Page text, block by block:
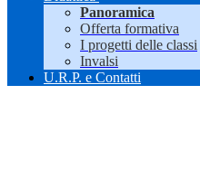
Panoramica
Offerta formativa
I progetti delle classi
Invalsi
U.R.P. e Contatti